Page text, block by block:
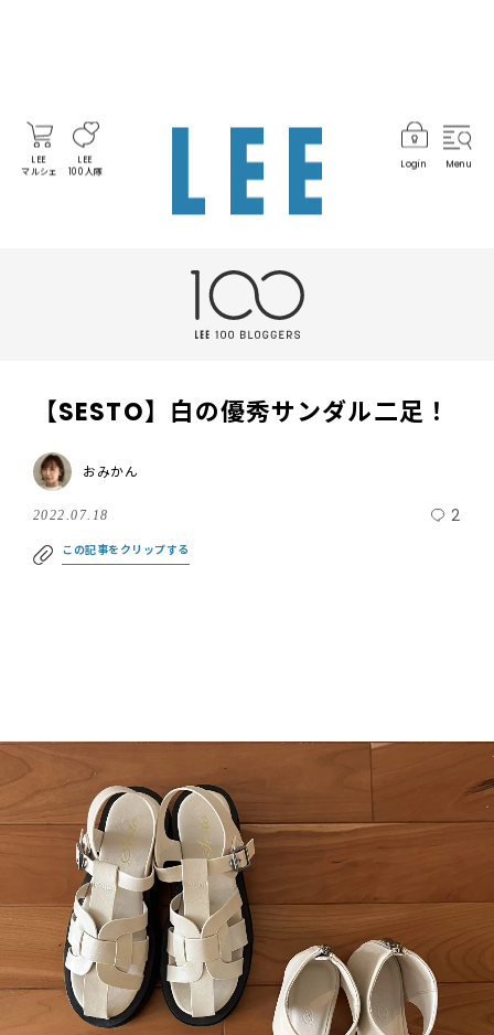
LEE
マルシェ
LEE
100人隊
Login Menu
【SESTO】白の優秀サンダル二足！
おみかん
2022.07.18 2
この記事をクリップする